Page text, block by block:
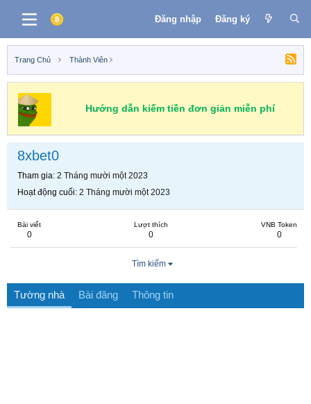
Đăng nhập Đăng ký
Trang Chủ Thành Viên
Hướng dẫn kiếm tiền đơn giản miễn phí
8xbet0
Tham gia 2 Tháng mười một 2023
Hoạt động cuối 2 Tháng mười một 2023
Bài viết
0
Lượt thích
0
VNB Token
0
Tìm kiếm
Tường nhà Bài đăng Thông tin